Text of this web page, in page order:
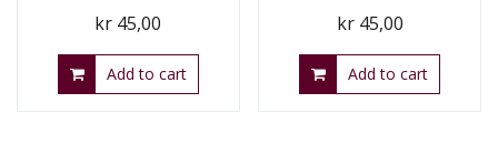
kr 45,00
Add to cart
kr45,00
Add to cart